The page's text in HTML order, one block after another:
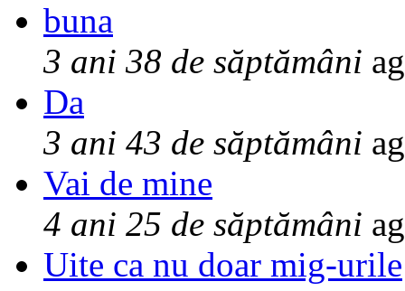
buna
3 ani 38 de săptămâni
Da
3 ani 43 de săptămâni
Vai de mine
4 ani 25 de săptămâni
Uite ca nu doar mig-urile